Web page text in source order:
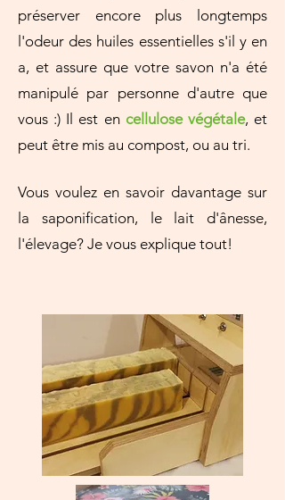
préserver encore plus longtemps
l'odeur des huiles essentielles s'il y en
a, et assure que votre savon n'a été
manipulé par personne d'autre que
vous :) Il est en cellulose végétale, et
peut être mis au compost, ou au tri.
Vous voulez en savoir davantage sur
la saponification, le lait d'ânesse,
l'élevage? Je vous explique tout!